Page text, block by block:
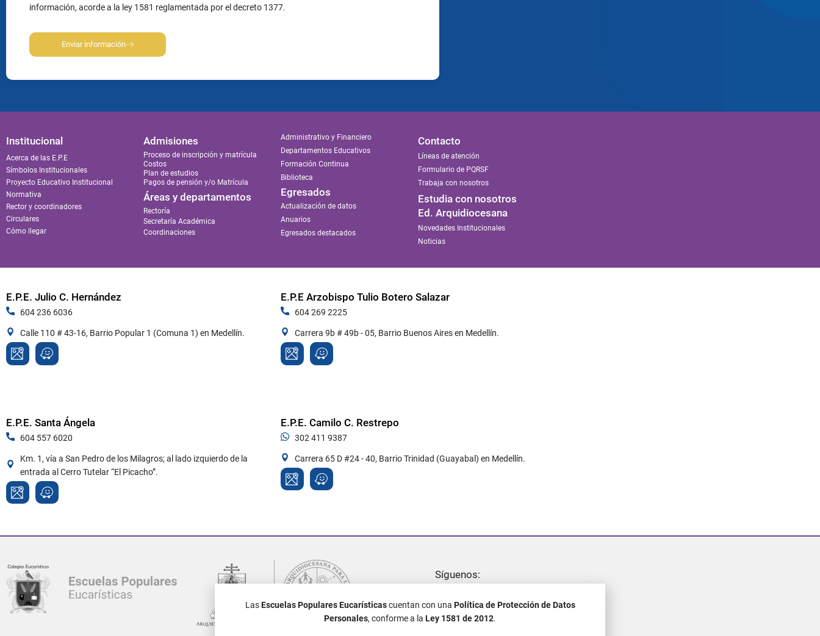
información, acorde a la ley 1581 reglamentada por el decreto 1377.
Enviar información
Institucional
Acerca de las E.P.E
Símbolos Institucionales
Proyecto Educativo Institucional
Normativa
Rector y coordinadores
Circulares
Cómo llegar
Admisiones
Proceso de inscripción y matrícula
Costos
Plan de estudios
Pagos de pensión y/o Matrícula
Áreas y departamentos
Rectoría
Secretaría Académica
Coordinaciones
Administrativo y Financiero
Departamentos Educativos
Formación Continua
Biblioteca
Egresados
Actualización de datos
Anuarios
Egresados destacados
Contacto
Líneas de atención
Formulario de PQRSF
Trabaja con nosotros
Estudia con nosotros
Ed. Arquidiocesana
Novedades Institucionales
Noticias
E.P.E. Julio C. Hernández
604 236 6036
Calle 110 # 43-16, Barrio Popular 1 (Comuna 1) en Medellín.
E.P.E. Santa Ángela
604 557 6020
Km. 1, vía a San Pedro de los Milagros; al lado izquierdo de la
entrada al Cerro Tutelar “El Picacho”.
E.P.E Arzobispo Tulio Botero Salazar
604 269 2225
Carrera 9b # 49b - 05, Barrio Buenos Aires en Medellín.
E.P.E. Camilo C. Restrepo
302 411 9387
Carrera 65 D #24 - 40, Barrio Trinidad (Guayabal) en Medellín.
Síguenos:
Política de Tratamiento de Datos Personales
LasEscuelas Populares Eucarísticascuentan con una Política de Protección de Datos
Personales, conforme a la Ley 1581 de 2012.